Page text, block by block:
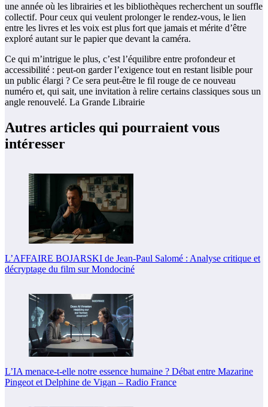
une année où les librairies et les bibliothèques recherchent un souffle
collectif. Pour ceux qui veulent prolonger le rendez-vous, le lien
entre les livres et les voix est plus fort que jamais et mérite d’être
exploré autant sur le papier que devant la caméra.
Ce qui m’intrigue le plus, c’est l’équilibre entre profondeur et
accessibilité : peut-on garder l’exigence tout en restant lisible pour
un public élargi ? Ce sera peut-être le fil rouge de ce nouveau
numéro et, qui sait, une invitation à relire certains classiques sous un
angle renouvelé. La Grande Librairie
Autres articles qui pourraient vous
intéresser
L’AFFAIRE BOJARSKI de Jean-Paul Salomé : Analyse critique et
décryptage du film sur Mondociné
L’IA menace-t-elle notre essence humaine ? Débat entre Mazarine
Pingeot et Delphine de Vigan – Radio France